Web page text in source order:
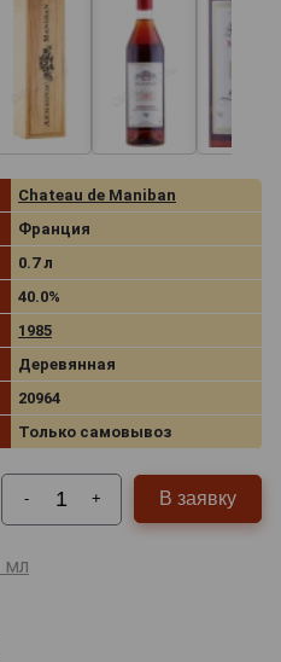
Chateau de Maniban
Франция
0.7 л
40.0%
1985
Деревянная
20964
Только самовывоз
- + В заявку
мл